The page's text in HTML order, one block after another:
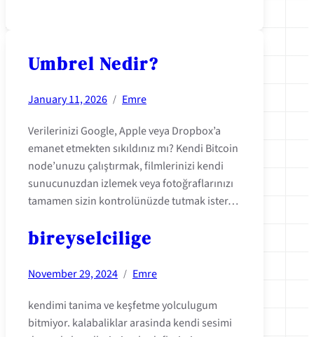
Umbrel Nedir?
January 11, 2026 / Emre
Verilerinizi Google, Apple veya Dropbox’a
emanet etmekten sıkıldınız mı? Kendi Bitcoin
node’unuzu çalıştırmak, filmlerinizi kendi
sunucunuzdan izlemek veya fotoğraflarınızı
tamamen sizin kontrolünüzde tutmak ister…
bireyselcilige
November 29, 2024 / Emre
kendimi tanima ve keşfetme yolculugum
bitmiyor. kalabaliklar arasinda kendi sesimi